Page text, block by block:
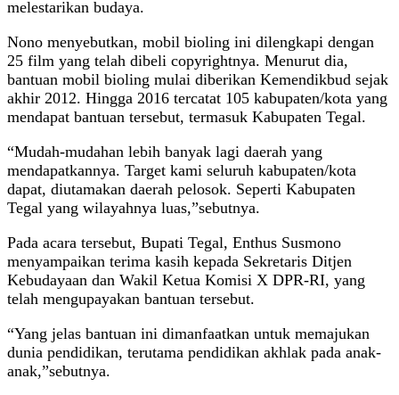
melestarikan budaya.
Nono menyebutkan, mobil bioling ini dilengkapi dengan
25 film yang telah dibeli copyrightnya. Menurut dia,
bantuan mobil bioling mulai diberikan Kemendikbud sejak
akhir 2012. Hingga 2016 tercatat 105 kabupaten/kota yang
mendapat bantuan tersebut, termasuk Kabupaten Tegal.
“Mudah-mudahan lebih banyak lagi daerah yang
mendapatkannya. Target kami seluruh kabupaten/kota
dapat, diutamakan daerah pelosok. Seperti Kabupaten
Tegal yang wilayahnya luas,”sebutnya.
Pada acara tersebut, Bupati Tegal, Enthus Susmono
menyampaikan terima kasih kepada Sekretaris Ditjen
Kebudayaan dan Wakil Ketua Komisi X DPR-RI, yang
telah mengupayakan bantuan tersebut.
“Yang jelas bantuan ini dimanfaatkan untuk memajukan
dunia pendidikan, terutama pendidikan akhlak pada anak-
anak,”sebutnya.